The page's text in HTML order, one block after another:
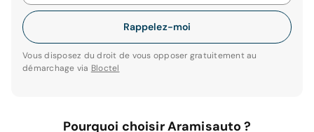
Rappelez-moi
Vous disposez du droit de vous opposer gratuitement au
démarchage via Bloctel
Pourquoi choisir Aramisauto ?